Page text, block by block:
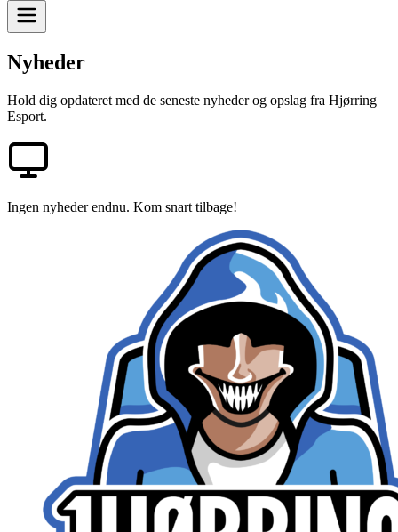
Nyheder
Hold dig opdateret med de seneste nyheder og opslag fra Hjørring
Esport.
Ingen nyheder endnu. Kom snart tilbage!